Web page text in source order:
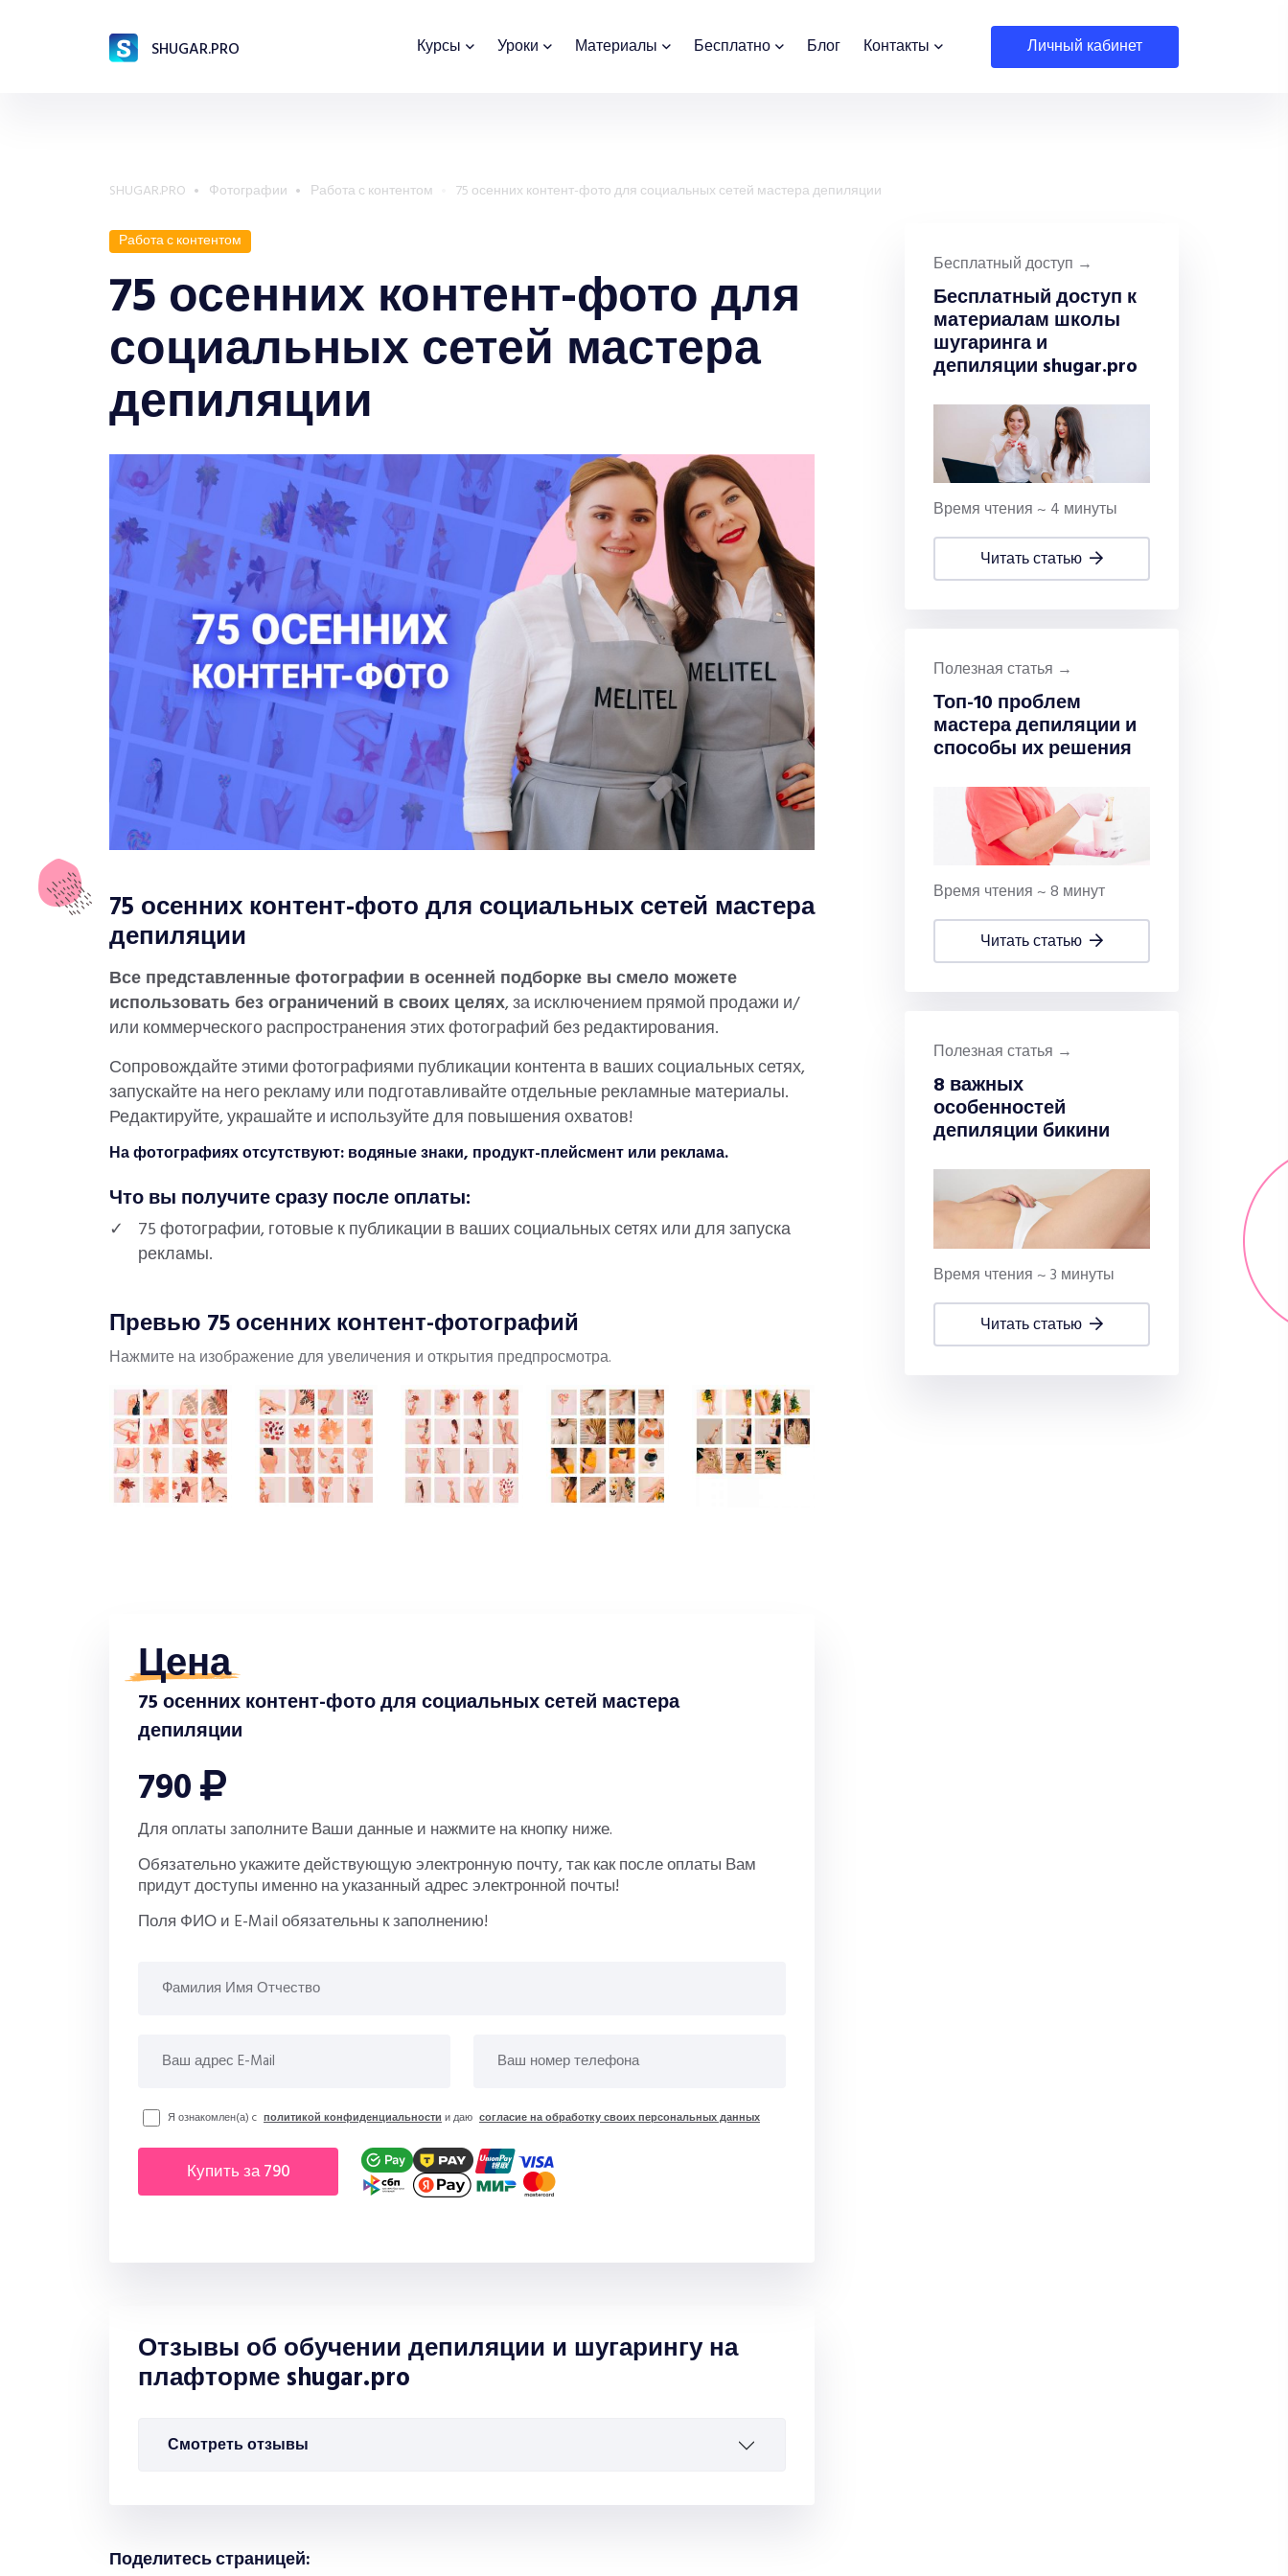
SHUGAR.PRO Курсы Уроки Материалы Бесплатно Блог Контакты личный кабинет
SHUGAR.PRO Фотографии Работа с контентом 75 осенних контент-фото для социальных сетей мастера депиляции
Работа с контентом
75 осенних контент-фото для
социальных сетей мастера
депиляции
75 осенних контент-фото для социальных сетей мастера
депиляции
Все представленные фотографии в осенней подборке вы смело можете
использовать без ограничений в своих целях, за исключением прямой продажи и/
или коммерческого распространения этих фотографий без редактирования.
Сопровождайте этими фотографиями публикации контента в ваших социальных сетях,
запускайте на него рекламу или подготавливайте отдельные рекламные материалы.
Редактируйте, украшайте и используйте для повышения охватов!
На фотографиях отсутствуют: водяные знаки, продукт-плейсмент или реклама.
Что вы получите сразу после оплаты:
75 фотографии, готовые к публикации в ваших социальных сетях или для запуска
рекламы.
Превью 75 осенних контент-фотографий
Нажмите на изображение для увеличения и открытия предпросмотра.
Цена
75 осенних контент-фото для социальных сетей мастера
депиляции
790
Для оплаты заполните Ваши данные и нажмите на кнопку ниже.
Обязательно укажите действующую электронную почту, так как после оплаты Вам
придут доступы именно на указанный адрес электронной почты!
Поля ФИО и E-Mail обязательны к заполнению!
Я ознакомлен(а) c политикой конфиденциальностии даю согласие на обработку своих персональных данных
купить за 790
Отзывы об обучении депиляции и шугарингу на
плафторме shugar.pro
Смотреть отзывы
Поделитесь страницей:
Бесплатный доступ →
Бесплатный доступ к
материалам школы
шугаринга и
депиляции shugar.pro
Время чтения ~ 4 минуты
читать статью
Полезная статья →
Топ-10 проблем
мастера депиляции и
способы их решения
Время чтения ~ 8 минут
читать статью
Полезная статья →
8 важных
особенностей
депиляции бикини
Время чтения ~ 3 минуты
читать статью